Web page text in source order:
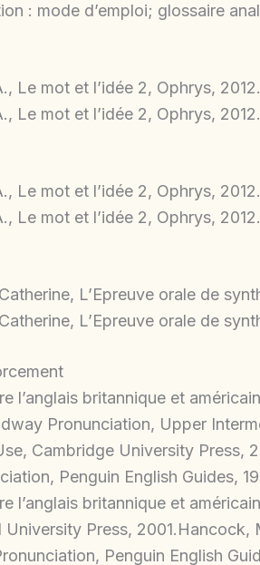
: mode d’emploi; glossaire
Le mot et l’idée 2, Ophrys, 2012.
Le mot et l’idée 2, Ophrys, 2012.
Le mot et l’idée 2, Ophrys, 2012.
Le mot et l’idée 2, Ophrys, 2012.
L’Epreuve orale de
L’Epreuve orale de
l’anglais britannique et
Pronunciation, Upper
Cambridge University Press,
Penguin English Guides,
l’anglais britannique et
Press,
Penguin English